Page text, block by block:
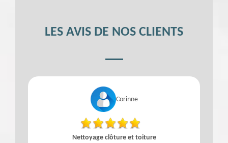
LES AVIS DE NOS CLIENTS
Corinne
Nettoyage clôture et toiture